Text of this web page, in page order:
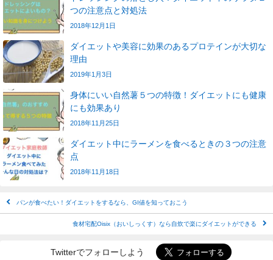
つの注意点と対処法
2018年12月1日
ダイエットや美容に効果のあるプロテインが大切な
理由
2019年1月3日
身体にいい自然薯５つの特徴！ダイエットにも健康
にも効果あり
2018年11月25日
ダイエット中にラーメンを食べるときの３つの注意
点
2018年11月18日
パンが食べたい！ダイエットをするなら、GI値を知っておこう
食材宅配Oisix（おいしっくす）なら自炊で楽にダイエットができる
Twitterでフォローしよう